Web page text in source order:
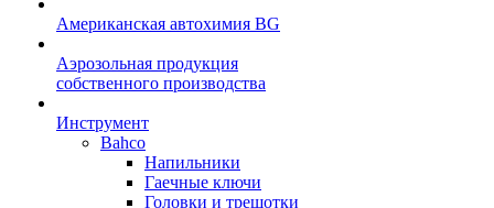
Американская автохимия BG
Аэрозольная продукция
собственного производства
Инструмент
Bahco
Напильники
Гаечные ключи
Головки и трещотки